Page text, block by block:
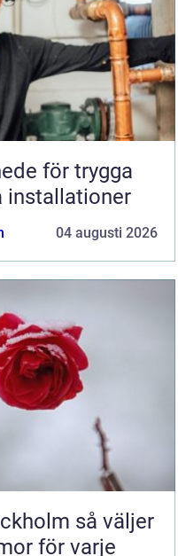
för trygga
installationer
04 augusti 2026
så väljer
för varje